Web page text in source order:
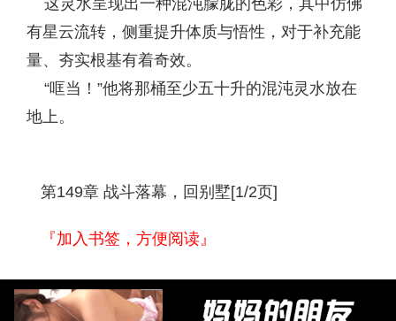
这灵水呈现出一种混沌朦胧的色彩，其中仿佛
有星云流转，侧重提升体质与悟性，对于补充能
量、夯实根基有着奇效。
“哐当！”他将那桶至少五十升的混沌灵水放在
地上。
第149章 战斗落幕，回别墅[1/2页]
『加入书签，方便阅读』